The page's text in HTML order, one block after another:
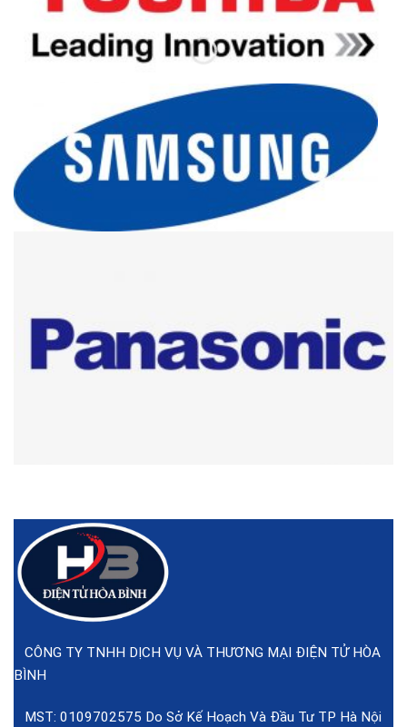
CÔNG TY TNHH DỊCH VỤ VÀ THƯƠNG MẠI ĐIỆN TỬ HÒA
BÌNH
MST: 0109702575 Do Sở Kế Hoạch Và Đầu Tư TP Hà Nội